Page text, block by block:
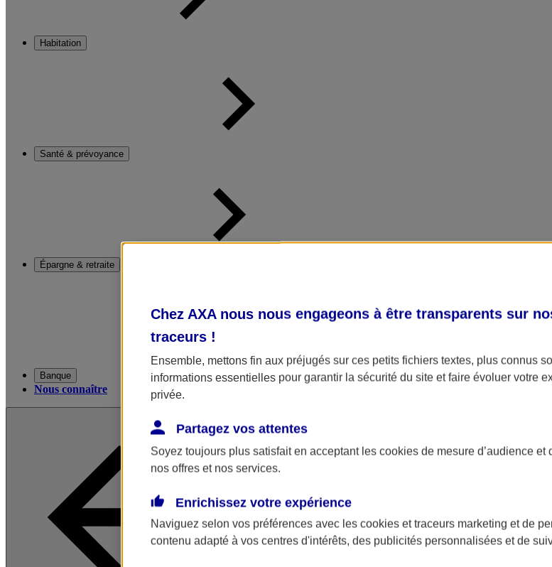
Habitation
Santé & prévoyance
Épargne & retraite
Banque
Nous connaître
Chez AXA nous nous engageons à être transparents sur
traceurs !
Ensemble, mettons fin aux préjugés sur ces petits fichiers textes, plus connus
informations essentielles pour garantir la sécurité du site et faire évoluer votre
privée.
Partagez vos attentes
Soyez toujours plus satisfait en acceptant les cookies de mesure d’audience et
nos offres et nos services.
Enrichissez votre expérience
Naviguez selon vos préférences avec les cookies et traceurs marketing et de
contenu adapté à vos centres d'intérêts, des publicités personnalisées et de